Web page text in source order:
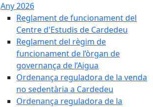
Any 2026
Reglament de funcionament del
Centre d'Estudis de Cardedeu
Reglament del règim de
funcionament de l’òrgan de
governança de l’Aigua
Ordenança reguladora de la venda
no sedentària a Cardedeu
Ordenança reguladora de la